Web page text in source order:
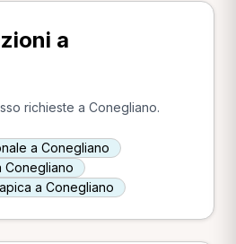
a
richieste a Conegliano.
a Conegliano
Conegliano
a Conegliano